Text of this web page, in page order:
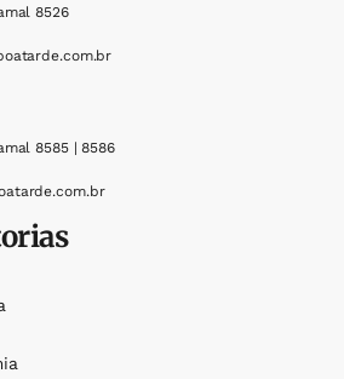
8526
8585 | 8586